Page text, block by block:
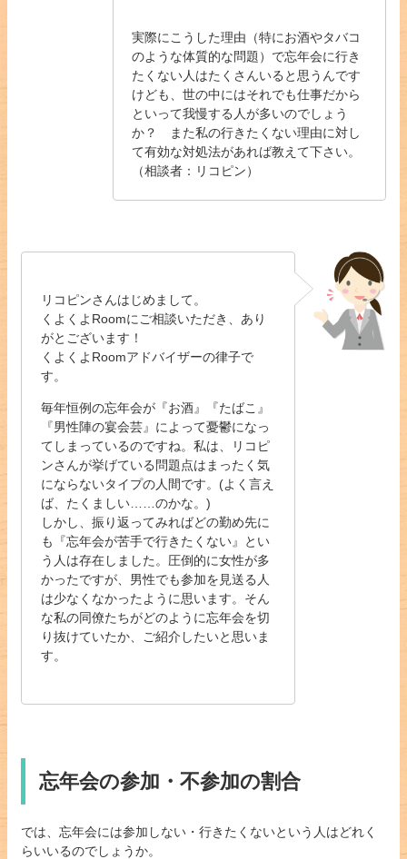
実際にこうした理由（特にお酒やタバコ
のような体質的な問題）で忘年会に行き
たくない人はたくさんいると思うんです
けども、世の中にはそれでも仕事だから
といって我慢する人が多いのでしょう
か？ また私の行きたくない理由に対し
て有効な対処法があれば教えて下さい。
（相談者：リコピン）
リコピンさんはじめまして。
くよくよRoomにご相談いただき、あり
がとございます！
くよくよRoomアドバイザーの律子で
す。
毎年恒例の忘年会が『お酒』『たばこ』
『男性陣の宴会芸』によって憂鬱になっ
てしまっているのですね。私は、リコピ
ンさんが挙げている問題点はまったく気
にならないタイプの人間です。(よく言え
ば、たくましい……のかな。)
しかし、振り返ってみればどの勤め先に
も『忘年会が苦手で行きたくない』とい
う人は存在しました。圧倒的に女性が多
かったですが、男性でも参加を見送る人
は少なくなかったように思います。そん
な私の同僚たちがどのように忘年会を切
り抜けていたか、ご紹介したいと思いま
す。
忘年会の参加・不参加の割合
では、忘年会には参加しない・行きたくないという人はどれく
らいいるのでしょうか。